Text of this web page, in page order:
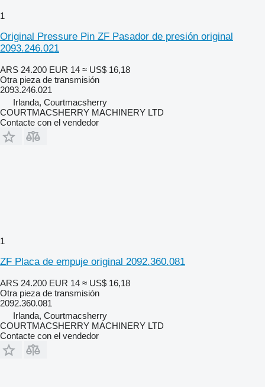
1
Original Pressure Pin ZF Pasador de presión original
2093.246.021
ARS 24.200 EUR 14 ≈ US$ 16,18
Otra pieza de transmisión
2093.246.021
Irlanda, Courtmacsherry
COURTMACSHERRY MACHINERY LTD
Contacte con el vendedor
1
ZF Placa de empuje original 2092.360.081
ARS 24.200 EUR 14 ≈ US$ 16,18
Otra pieza de transmisión
2092.360.081
Irlanda, Courtmacsherry
COURTMACSHERRY MACHINERY LTD
Contacte con el vendedor